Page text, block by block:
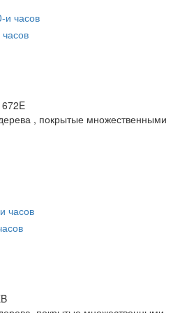
, покрытые множественными